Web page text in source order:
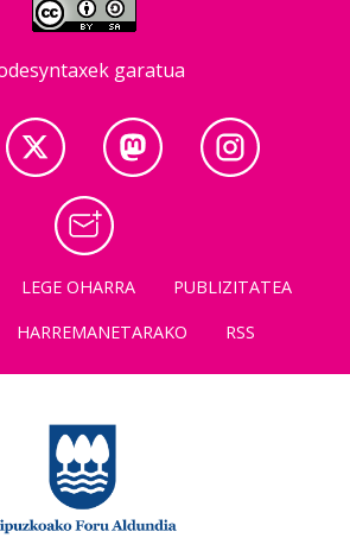
garatua
LEGE OHARRA
PUBLIZITATEA
HARREMANETARAKO RSS